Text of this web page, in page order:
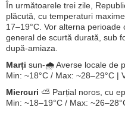
În următoarele trei zile,
plăcută, cu temperaturi
17–19°C. Vor alterna
general de scurtă durată, sub
după-amiaza.
Marți sun-🌧️ Averse locale de
Min: ~18°C / Max: ~28–29°C |
Miercuri ⛅ Parțial noros, cu
Min: ~18–19°C / Max: